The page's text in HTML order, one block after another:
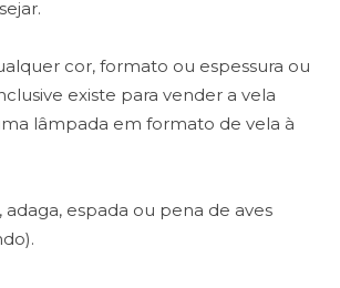
cor, formato ou espessura ou
existe para vender a vela
lâmpada em formato de vela à
, adaga, espada ou pena de aves